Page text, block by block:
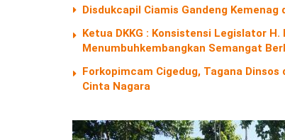
Disdukcapil Ciamis Gandeng Kemenag
Ketua DKKG : Konsistensi Legislator
Menumbuhkembangkan Semangat
Forkopimcam Cigedug, Tagana Dinsos
Cinta Nagara